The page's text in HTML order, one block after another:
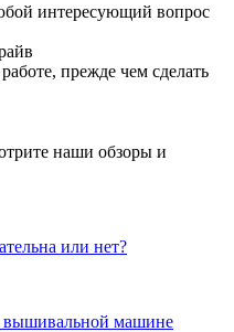
интересующий вопрос
прежде чем сделать
наши обзоры и
или нет?
вышивальной машине